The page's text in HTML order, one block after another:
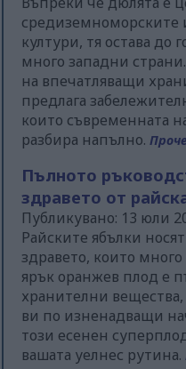
средиземноморските
култури, тя остава до
много западни
на впечатляващи
предлага
които съвременната
разбира напълно.
Пълното
здравето от
Публикувано: 13 юли
Райските ябълки
здравето, които
ярък оранжев плод е
хранителни
ви по изненадващи
този есенен
вашата уелнес рутина.